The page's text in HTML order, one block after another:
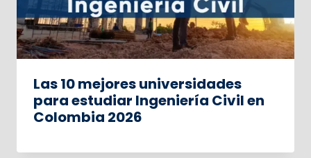
Las 10 mejores universidades
para estudiar Ingeniería Civil en
Colombia 2026